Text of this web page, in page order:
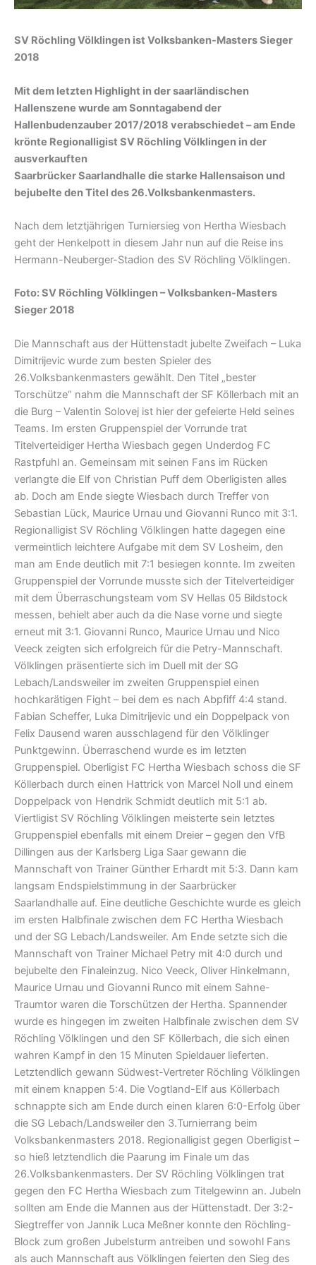
SV Röchling Völklingen ist Volksbanken-Masters Sieger
2018
Mit dem letzten Highlight in der saarländischen
Hallenszene wurde am Sonntagabend der
Hallenbudenzauber 2017/2018 verabschiedet – am Ende
krönte Regionalligist SV Röchling Völklingen in der
ausverkauften
Saarbrücker Saarlandhalle die starke Hallensaison und
bejubelte den Titel des 26.Volksbankenmasters.
Nach dem letztjährigen Turniersieg von Hertha Wiesbach
geht der Henkelpott in diesem Jahr nun auf die Reise ins
Hermann-Neuberger-Stadion des SV Röchling Völklingen.
Foto: SV Röchling Völklingen – Volksbanken-Masters
Sieger 2018
Die Mannschaft aus der Hüttenstadt jubelte Zweifach – Luka
Dimitrijevic wurde zum besten Spieler des
26.Volksbankenmasters gewählt. Den Titel „bester
Torschütze“ nahm die Mannschaft der SF Köllerbach mit an
die Burg – Valentin Solovej ist hier der gefeierte Held seines
Teams. Im ersten Gruppenspiel der Vorrunde trat
Titelverteidiger Hertha Wiesbach gegen Underdog FC
Rastpfuhl an. Gemeinsam mit seinen Fans im Rücken
verlangte die Elf von Christian Puff dem Oberligisten alles
ab. Doch am Ende siegte Wiesbach durch Treffer von
Sebastian Lück, Maurice Urnau und Giovanni Runco mit 3:1.
Regionalligist SV Röchling Völklingen hatte dagegen eine
vermeintlich leichtere Aufgabe mit dem SV Losheim, den
man am Ende deutlich mit 7:1 besiegen konnte. Im zweiten
Gruppenspiel der Vorrunde musste sich der Titelverteidiger
mit dem Überraschungsteam vom SV Hellas 05 Bildstock
messen, behielt aber auch da die Nase vorne und siegte
erneut mit 3:1. Giovanni Runco, Maurice Urnau und Nico
Veeck zeigten sich erfolgreich für die Petry-Mannschaft.
Völklingen präsentierte sich im Duell mit der SG
Lebach/Landsweiler im zweiten Gruppenspiel einen
hochkarätigen Fight – bei dem es nach Abpfiff 4:4 stand.
Fabian Scheffer, Luka Dimitrijevic und ein Doppelpack von
Felix Dausend waren ausschlagend für den Völklinger
Punktgewinn. Überraschend wurde es im letzten
Gruppenspiel. Oberligist FC Hertha Wiesbach schoss die SF
Köllerbach durch einen Hattrick von Marcel Noll und einem
Doppelpack von Hendrik Schmidt deutlich mit 5:1 ab.
Viertligist SV Röchling Völklingen meisterte sein letztes
Gruppenspiel ebenfalls mit einem Dreier – gegen den VfB
Dillingen aus der Karlsberg Liga Saar gewann die
Mannschaft von Trainer Günther Erhardt mit 5:3. Dann kam
langsam Endspielstimmung in der Saarbrücker
Saarlandhalle auf. Eine deutliche Geschichte wurde es gleich
im ersten Halbfinale zwischen dem FC Hertha Wiesbach
und der SG Lebach/Landsweiler. Am Ende setzte sich die
Mannschaft von Trainer Michael Petry mit 4:0 durch und
bejubelte den Finaleinzug. Nico Veeck, Oliver Hinkelmann,
Maurice Urnau und Giovanni Runco mit einem Sahne-
Traumtor waren die Torschützen der Hertha. Spannender
wurde es hingegen im zweiten Halbfinale zwischen dem SV
Röchling Völklingen und den SF Köllerbach, die sich einen
wahren Kampf in den 15 Minuten Spieldauer lieferten.
Letztendlich gewann Südwest-Vertreter Röchling Völklingen
mit einem knappen 5:4. Die Vogtland-Elf aus Köllerbach
schnappte sich am Ende durch einen klaren 6:0-Erfolg über
die SG Lebach/Landsweiler den 3.Turnierrang beim
Volksbankenmasters 2018. Regionalligist gegen Oberligist –
so hieß letztendlich die Paarung im Finale um das
26.Volksbankenmasters. Der SV Röchling Völklingen trat
gegen den FC Hertha Wiesbach zum Titelgewinn an. Jubeln
sollten am Ende die Mannen aus der Hüttenstadt. Der 3:2-
Siegtreffer von Jannik Luca Meßner konnte den Röchling-
Block zum großen Jubelsturm antreiben und sowohl Fans
als auch Mannschaft aus Völklingen feierten den Sieg des